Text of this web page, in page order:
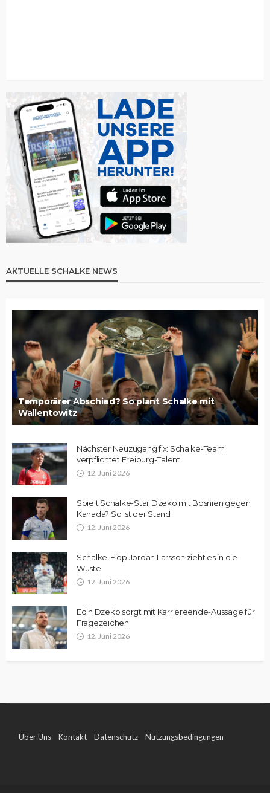
AKTUELLE SCHALKE NEWS
Temporärer Abschied? So plant Schalke mit
Wallentowitz
Nächster Neuzugang fix: Schalke-Team
verpflichtet Freiburg-Talent
12. Juni 2026
Spielt Schalke-Star Dzeko mit Bosnien gegen
Kanada? So ist der Stand
12. Juni 2026
Schalke-Flop Jordan Larsson zieht es in die
Wüste
12. Juni 2026
Edin Dzeko sorgt mit Karriereende-Aussage für
Fragezeichen
12. Juni 2026
Über Uns Kontakt Datenschutz Nutzungsbedingungen